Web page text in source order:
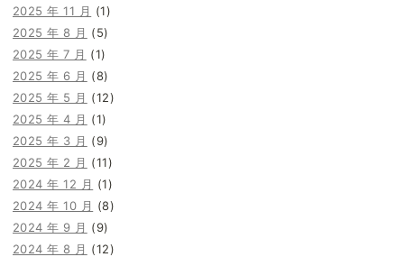
2025 年 11 月 (1)
2025 年 8 月 (5)
2025 年 7 月 (1)
2025 年 6 月 (8)
2025 年 5 月 (12)
2025 年 4 月 (1)
2025 年 3 月 (9)
2025 年 2 月 (11)
2024 年 12 月 (1)
2024 年 10 月 (8)
2024 年 9 月 (9)
2024 年 8 月 (12)